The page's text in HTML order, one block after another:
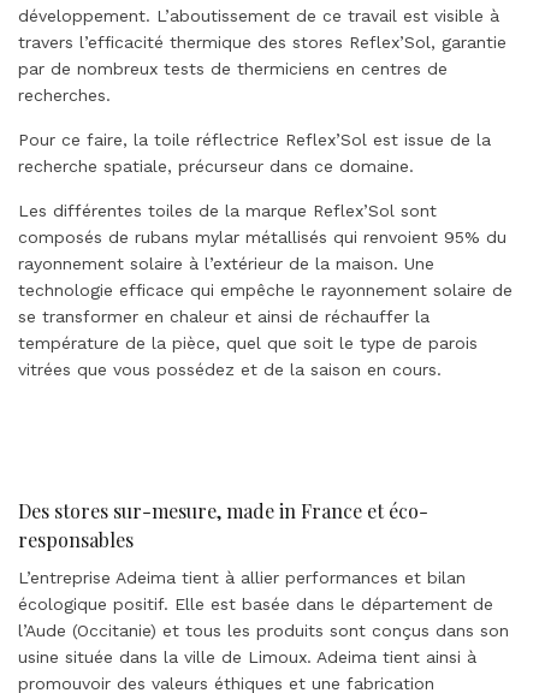
développement. L’aboutissement de ce travail est visible à
travers l’efficacité thermique des stores Reflex’Sol, garantie
par de nombreux tests de thermiciens en centres de
recherches.
Pour ce faire, la toile réflectrice Reflex’Sol est issue de la
recherche spatiale, précurseur dans ce domaine.
Les différentes toiles de la marque Reflex’Sol sont
composés de rubans mylar métallisés qui renvoient 95% du
rayonnement solaire à l’extérieur de la maison. Une
technologie efficace qui empêche le rayonnement solaire de
se transformer en chaleur et ainsi de réchauffer la
température de la pièce, quel que soit le type de parois
vitrées que vous possédez et de la saison en cours.
Des stores sur-mesure, made in France et éco-
responsables
L’entreprise Adeima tient à allier performances et bilan
écologique positif. Elle est basée dans le département de
l’Aude (Occitanie) et tous les produits sont conçus dans son
usine située dans la ville de Limoux. Adeima tient ainsi à
promouvoir des valeurs éthiques et une fabrication